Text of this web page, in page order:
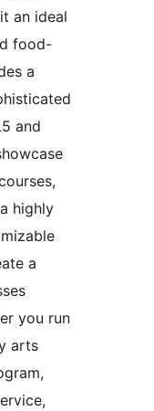
an ideal
food-
a
and
highly
a
you run
arts